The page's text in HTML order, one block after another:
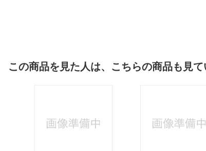
この商品を見た人は、こちらの商品も見